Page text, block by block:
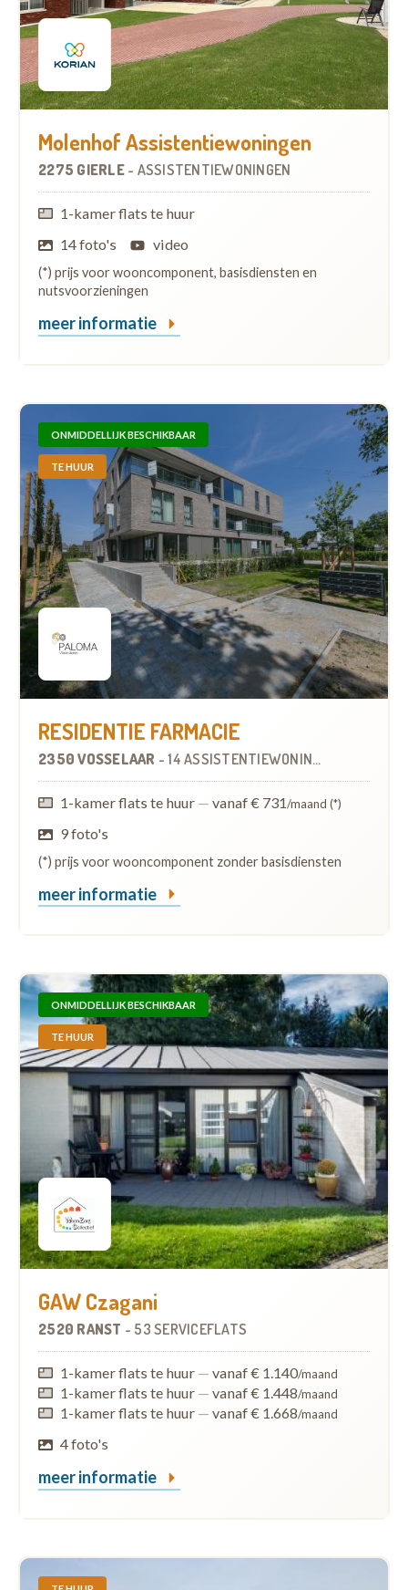
Molenhof Assistentiewoningen
2275 GIERLE - ASSISTENTIEWONINGEN
1-kamer flats te huur
14 foto's
video
(*) prijs voor wooncomponent, basisdiensten en
nutsvoorzieningen
meer informatie
ONMIDDELLIJK BESCHIKBAAR
TE HUUR
RESIDENTIE FARMACIE
2350 VOSSELAAR -14 ASSISTENTIEWONINGEN
1-kamer flats te huur — vanaf € 731/maand (*)
9 foto's
(*) prijs voor wooncomponent zonder basisdiensten
meer informatie
ONMIDDELLIJK BESCHIKBAAR
TE HUUR
GAW Czagani
2520 RANST - 53 SERVICEFLATS
1-kamer flats te huur — vanaf € 1.140/maand
1-kamer flats te huur — vanaf € 1.448/maand
1-kamer flats te huur — vanaf € 1.668/maand
4 foto's
meer informatie